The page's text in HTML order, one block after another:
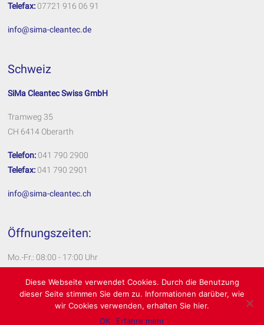
Telefax: 07721 916 06 91
info@sima-cleantec.de
Schweiz
SiMa Cleantec Swiss GmbH
Tramweg 35
CH 6414 Oberarth
Telefon: 041 790 2900
Telefax: 041 790 2901
info@sima-cleantec.ch
Öffnungszeiten:
Mo.-Fr.: 08:00 - 17:00 Uhr
Impressum
Datenschutzerklärung
Diese Webseite verwendet Cookies. Durch die Benutzung
dieser Seite stimmen Sie dem zu. Informationen darüber, wie
wir Cookies verwenden, erhalten Sie hier.
OK
Erfahre mehr